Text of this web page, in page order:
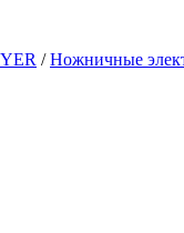
/Ножничные